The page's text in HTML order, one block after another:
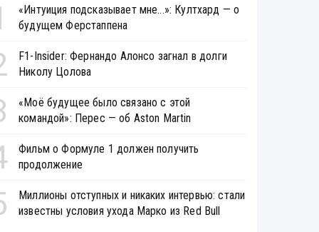
«Интуиция подсказывает мне...»: Култхард — о
будущем Ферстаппена
F1-Insider: Фернандо Алонсо загнал в долги
Николу Цолова
«Моё будущее было связано с этой
командой»: Перес — об Aston Martin
Фильм о Формуле 1 должен получить
продолжение
Миллионы отступных и никаких интервью: стали
известны условия ухода Марко из Red Bull